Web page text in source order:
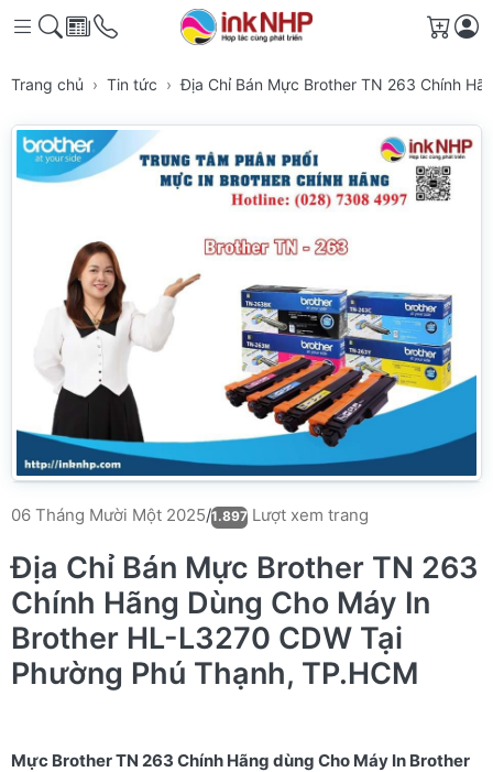
Giỏ
Trang chủ Tin tức Địa Chỉ Bán Mực Brother TN 263 Chính
06 Tháng Mười Một 2025/1.897 Lượt xem trang
Địa Chỉ Bán Mực Brother TN 263
Chính Hãng Dùng Cho Máy In
Brother HL-L3270 CDW Tại
Phường Phú Thạnh, TP.HCM
Mực Brother TN 263 Chính Hãng dùng Cho Máy In Brother